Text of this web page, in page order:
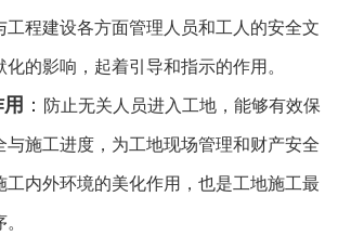
工程建设各方面管理人员和工人的安全文
的影响，起着引导和指示的作用。
： 防止无关人员进入工地，能够有效保
与施工进度，为工地现场管理和财产安全
工内外环境的美化作用，也是工地施工最